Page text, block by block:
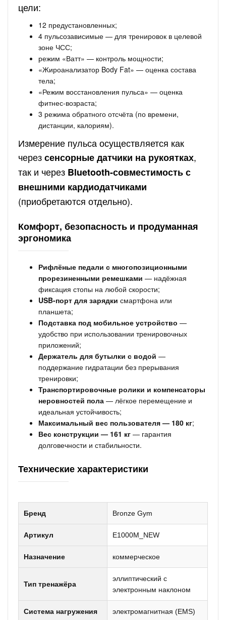
цели:
12 предустановленных;
4 пульсозависимые — для тренировок в целевой
зоне ЧСС;
режим «Ватт» — контроль мощности;
«Жироанализатор Body Fat» — оценка состава
тела;
«Режим восстановления пульса» — оценка
фитнес-возраста;
3 режима обратного отсчёта (по времени,
дистанции, калориям).
Измерение пульса осуществляется как
черезсенсорные датчики на рукоятках,
так и через Bluetooth-совместимость с
внешними кардиодатчиками
(приобретаются отдельно).
Комфорт, безопасность и продуманная
эргономика
Рифлёные педали с многопозиционными
прорезиненными ремешками — надёжная
фиксация стопы на любой скорости;
USB-порт для зарядки смартфона или
планшета;
Подставка под мобильное устройство —
удобство при использовании тренировочных
приложений;
Держатель для бутылки с водой —
поддержание гидратации без прерывания
тренировки;
Транспортировочные ролики и компенсаторы
неровностей пола — лёгкое перемещение и
идеальная устойчивость;
Максимальный вес пользователя — 180 кг;
Вес конструкции — 161 кг — гарантия
долговечности и стабильности.
Технические характеристики
Бренд Bronze Gym
Артикул E1000M_NEW
Назначение коммерческое
Тип тренажёра
эллиптический с
электронным наклоном
Система нагружения электромагнитная (EMS)